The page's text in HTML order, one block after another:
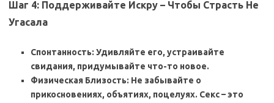
Шаг 4: Поддерживайте Искру – Чтобы Страсть Не
Угасала
Спонтанность: Удивляйте его, устраивайте
свидания, придумывайте что-то новое.
Физическая Близость: Не забывайте о
прикосновениях, объятиях, поцелуях. Секс – это